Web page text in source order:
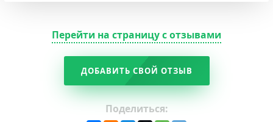
Перейти на страницу с отзывами
ДОБАВИТЬ СВОЙ ОТЗЫВ
Поделиться: